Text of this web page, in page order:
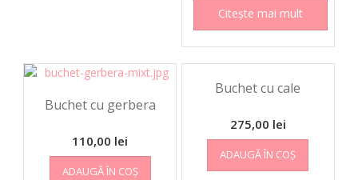
Citește mai mult
Buchet cu cale
275,00 lei
ADAUGĂ ÎN COȘ
Buchet cu gerbera
110,00 lei
ADAUGĂ ÎN COȘ